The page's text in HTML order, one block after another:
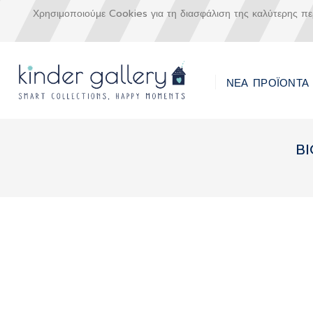
Χρησιμοποιούμε Cookies για τη διασφάλιση της καλύτερης
ΝΕΑ ΠΡΟΪΟΝΤΑ